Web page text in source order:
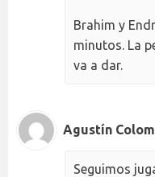
Brahim y
minutos. La
va a dar.
Agustín
Seguimos